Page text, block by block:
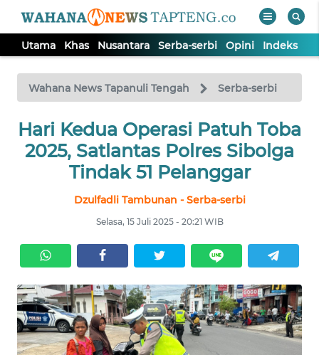
Utama Khas Nusantara Serba-serbi Opini Indeks
Wahana News Tapanuli Tengah Serba-serbi
Hari Kedua Operasi Patuh Toba
2025, Satlantas Polres Sibolga
Tindak 51 Pelanggar
Dzulfadli Tambunan - Serba-serbi
Selasa, 15 Juli 2025 - 20:21 WIB
TV
Tutup
UTAMA
NUSANTARA
SERBA-
SERBI
OPINI
Informasi